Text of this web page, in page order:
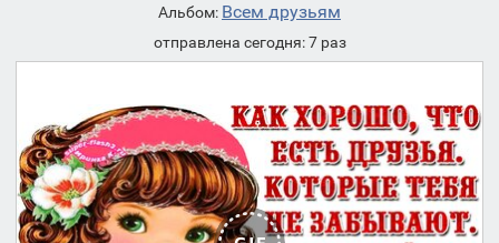
Альбом: Всем друзьям
отправлена сегодня: 7 раз